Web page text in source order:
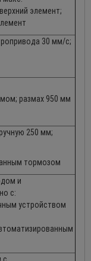
элемент;
30 мм/с;
размах 950 мм
250 мм;
тормозом
и
с:
устройством